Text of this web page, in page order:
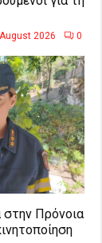
2026 0
στην Πρόνοια